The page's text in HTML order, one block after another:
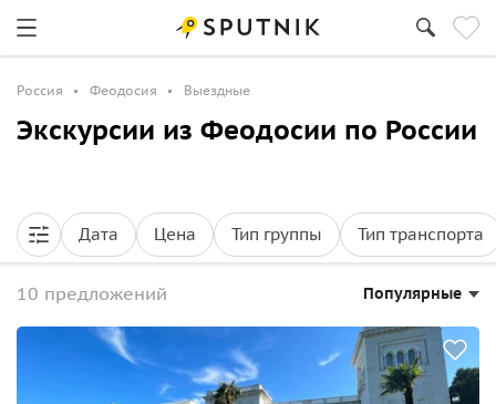
Россия Феодосия Выездные
Экскурсии из Феодосии по России
Дата Цена Тип группы Тип транспорта
10 предложений Популярные